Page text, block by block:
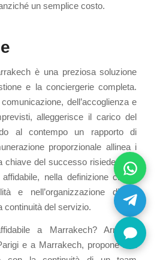
un semplice costo.
è una preziosa soluzione
e la conciergerie completa.
dell’accoglienza e
alleggerisce il carico del
al contempo un rapporto di
proporzionale allinea i
chiave del successo risiede nella
nella definizione chiara
e nell’organizzazione di un
continuità del servizio.
a Marrakech? Armonia
e a Marrakech, propone una